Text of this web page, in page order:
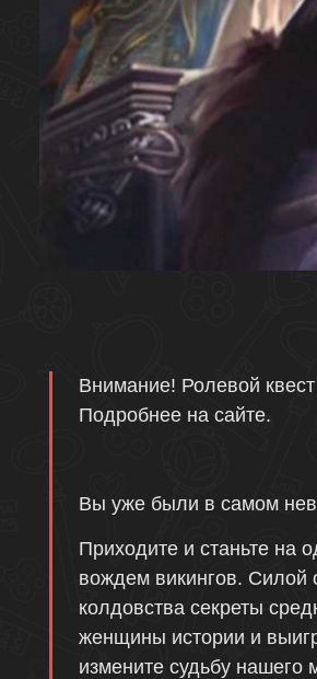
Описание
Внимание! Ролевой
Подробнее на сайте.
Вы уже были в самом
Приходите и станьте на
вождем викингов. Силой
колдовства секреты
женщины истории и
измените судьбу нашего